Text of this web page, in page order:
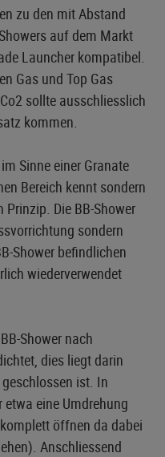
zu den mit Abstand
auf dem Markt
Launcher kompatibel.
Gas und Top Gas
sollte ausschliesslich
kommen.
Sinne einer Granate
Bereich kennt sondern
Die BB-Shower
sondern
Shower befindlichen
wiederverwendet
Shower nach
dies liegt darin
ist. In
etwa eine Umdrehung
öffnen da dabei
Anschliessend